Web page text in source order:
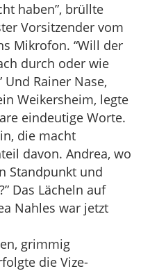
haben”, brüllte
Vorsitzender vom
Mikrofon. “Will der
durch oder wie
Und Rainer Nase,
Weikersheim, legte
eindeutige Worte.
die macht
davon. Andrea, wo
Standpunkt und
Das Lächeln auf
Nahles war jetzt
grimmig
die Vize-